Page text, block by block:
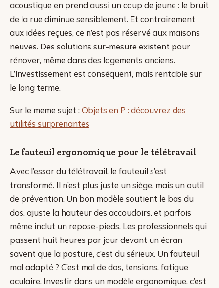
acoustique en prend aussi un coup de jeune : le bruit
de la rue diminue sensiblement. Et contrairement
aux idées reçues, ce n’est pas réservé aux maisons
neuves. Des solutions sur-mesure existent pour
rénover, même dans des logements anciens.
L’investissement est conséquent, mais rentable sur
le long terme.
Sur le meme sujet :Objets en P : découvrez des
utilités surprenantes
Le fauteuil ergonomique pour le télétravail
Avec l’essor du télétravail, le fauteuil s’est
transformé. Il n’est plus juste un siège, mais un outil
de prévention. Un bon modèle soutient le bas du
dos, ajuste la hauteur des accoudoirs, et parfois
même inclut un repose-pieds. Les professionnels qui
passent huit heures par jour devant un écran
savent que la posture, c’est du sérieux. Un fauteuil
mal adapté ? C’est mal de dos, tensions, fatigue
oculaire. Investir dans un modèle ergonomique, c’est